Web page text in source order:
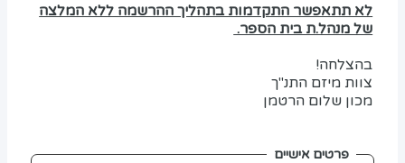
לא תתאפשר התקדמות בתהליך ההרשמה ללא המלצה
של מנהל.ת בית הספר.
בהצלחה!
צוות מיזם התנ"ך
מכון שלום הרטמן
פרטים אישיים